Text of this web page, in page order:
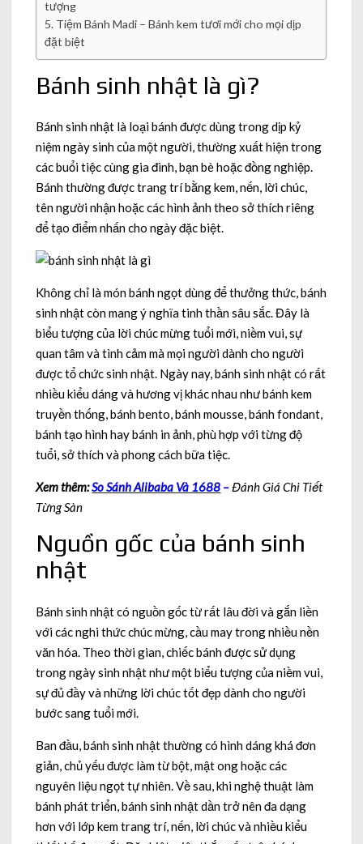
tượng
Tiệm Bánh Madi – Bánh kem tươi mới cho mọi dịp
đặt biệt
Bánh sinh nhật là gì?
Bánh sinh nhật là loại bánh được dùng trong dịp kỷ
niệm ngày sinh của một người, thường xuất hiện trong
các buổi tiệc cùng gia đình, bạn bè hoặc đồng nghiệp.
Bánh thường được trang trí bằng kem, nến, lời chúc,
tên người nhận hoặc các hình ảnh theo sở thích riêng
để tạo điểm nhấn cho ngày đặc biệt.
Không chỉ là món bánh ngọt dùng để thưởng thức, bánh
sinh nhật còn mang ý nghĩa tinh thần sâu sắc. Đây là
biểu tượng của lời chúc mừng tuổi mới, niềm vui, sự
quan tâm và tình cảm mà mọi người dành cho người
được tổ chức sinh nhật. Ngày nay, bánh sinh nhật có rất
nhiều kiểu dáng và hương vị khác nhau như bánh kem
truyền thống, bánh bento, bánh mousse, bánh fondant,
bánh tạo hình hay bánh in ảnh, phù hợp với từng độ
tuổi, sở thích và phong cách bữa tiệc.
Xem thêm:So Sánh Alibaba Và 1688 –Đánh Giá Chi Tiết
Từng Sàn
Nguồn gốc của bánh sinh
nhật
Bánh sinh nhật có nguồn gốc từ rất lâu đời và gắn liền
với các nghi thức chúc mừng, cầu may trong nhiều nền
văn hóa. Theo thời gian, chiếc bánh được sử dụng
trong ngày sinh nhật như một biểu tượng của niềm vui,
sự đủ đầy và những lời chúc tốt đẹp dành cho người
bước sang tuổi mới.
Ban đầu, bánh sinh nhật thường có hình dáng khá đơn
giản, chủ yếu được làm từ bột, mật ong hoặc các
nguyên liệu ngọt tự nhiên. Về sau, khi nghệ thuật làm
bánh phát triển, bánh sinh nhật dần trở nên đa dạng
hơn với lớp kem trang trí, nến, lời chúc và nhiều kiểu